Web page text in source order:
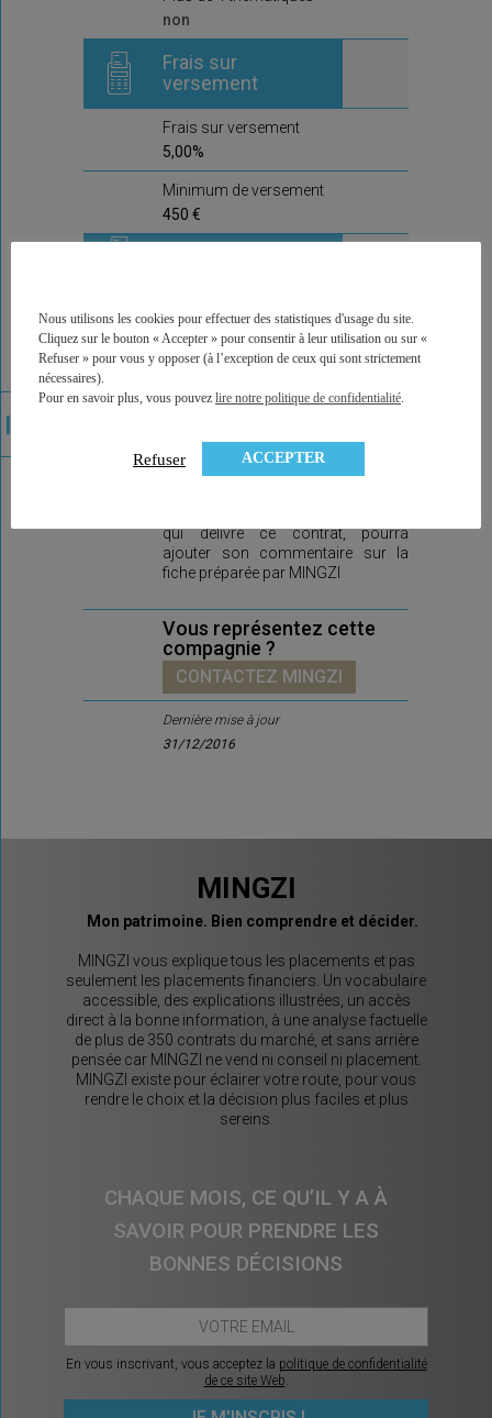
non
Frais sur
versement
Frais sur versement
5,00%
Minimum de versement
450 €
0,008
Arbitrages offerts
compagnie
qui délivre ce contrat, pourra
ajouter son commentaire sur la
fiche préparée par MINGZI
Vous représentez cette
compagnie ?
CONTACTEZ MINGZI
Dernière mise à jour
31/12/2016
MINGZI
Mon patrimoine. Bien comprendre et décider.
MINGZI vous explique tous les placements et pas
seulement les placements financiers. Un vocabulaire
accessible, des explications illustrées, un accès
direct à la bonne information, à une analyse factuelle
de plus de 350 contrats du marché, et sans arrière
pensée car MINGZI ne vend ni conseil ni placement.
MINGZI existe pour éclairer votre route, pour vous
rendre le choix et la décision plus faciles et plus
sereins.
CHAQUE MOIS, CE QU’IL Y A À
SAVOIR POUR PRENDRE LES
BONNES DÉCISIONS
En vous inscrivant, vous acceptez la politique de confidentialité
de ce site Web.
Nous utilisons les cookies pour effectuer des statistiques d'usage du site.
Cliquez sur le bouton « Accepter » pour consentir à leur utilisation ou sur «
Refuser » pour vous y opposer (à l’exception de ceux qui sont strictement
nécessaires).
Pour en savoir plus, vous pouvez lire notre politique de confidentialité.
Refuser ACCEPTER